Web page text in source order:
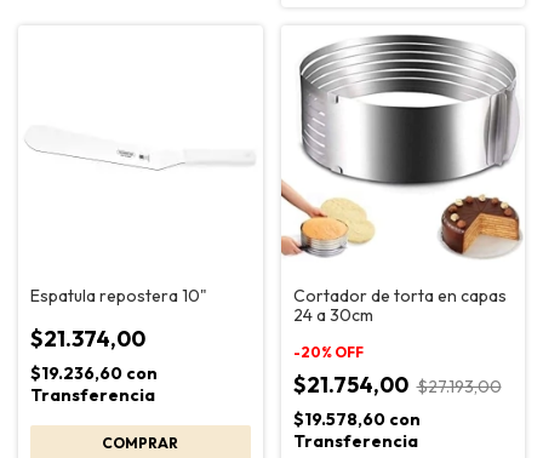
Espatula repostera 10"
$21.374,00
$19.236,60 con
Transferencia
Cortador de torta en capas
24 a 30cm
-20% OFF
$21.754,00 $27.193,00
$19.578,60 con
Transferencia